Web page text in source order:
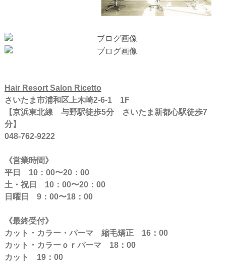
Hair Resort Salon Ricetto
さいたま市浦和区上木崎2-6-1 1F
【京浜東北線 与野駅徒歩5分 さいたま新都心駅徒歩7
分】
048-762-9222
《営業時間》
平日 10：00〜20：00
土・祝日 10：00〜20：00
日曜日 9：00〜18：00
《最終受付》
カット・カラー・パーマ 縮毛矯正 16：00
カット・カラーｏｒパーマ 18：00
カット 19：00